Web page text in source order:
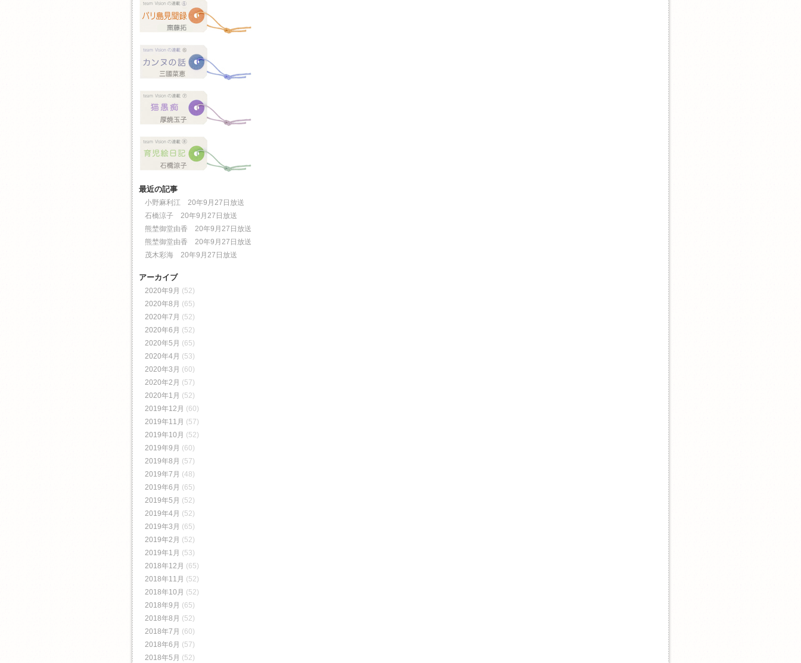
最近の記事
小野麻利江 20年9月27日放送
石橋涼子 20年9月27日放送
熊埜御堂由香 20年9月27日放送
熊埜御堂由香 20年9月27日放送
茂木彩海 20年9月27日放送
アーカイブ
2020年9月 (52)
2020年8月 (65)
2020年7月 (52)
2020年6月 (52)
2020年5月 (65)
2020年4月 (53)
2020年3月 (60)
2020年2月 (57)
2020年1月 (52)
2019年12月 (60)
2019年11月 (57)
2019年10月 (52)
2019年9月 (60)
2019年8月 (57)
2019年7月 (48)
2019年6月 (65)
2019年5月 (52)
2019年4月 (52)
2019年3月 (65)
2019年2月 (52)
2019年1月 (53)
2018年12月 (65)
2018年11月 (52)
2018年10月 (52)
2018年9月 (65)
2018年8月 (52)
2018年7月 (60)
2018年6月 (57)
2018年5月 (52)